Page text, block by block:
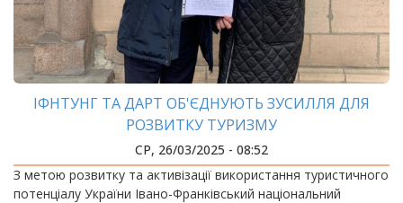
ІФНТУНГ ТА ДАРТ ОБ'ЄДНУЮТЬ ЗУСИЛЛЯ ДЛЯ
РОЗВИТКУ ТУРИЗМУ
СР, 26/03/2025 - 08:52
З метою розвитку та активізації використання туристичного
потенціалу України Івано-Франківський національний